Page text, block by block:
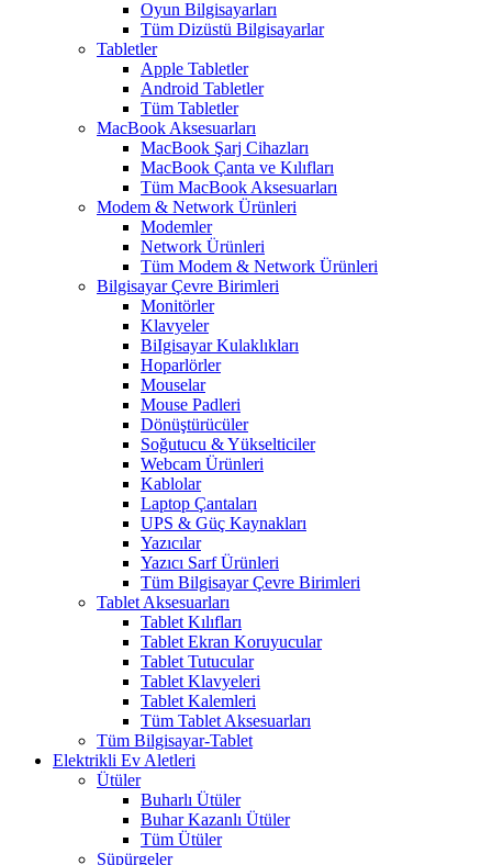
Oyun Bilgisayarları
Tüm Dizüstü Bilgisayarlar
Tabletler
Apple Tabletler
Android Tabletler
Tüm Tabletler
MacBook Aksesuarları
MacBook Şarj Cihazları
MacBook Çanta ve Kılıfları
Tüm MacBook Aksesuarları
Modem & Network Ürünleri
Modemler
Network Ürünleri
Tüm Modem & Network Ürünleri
Bilgisayar Çevre Birimleri
Monitörler
Klavyeler
BiIgisayar Kulaklıkları
Hoparlörler
Mouselar
Mouse Padleri
Dönüştürücüler
Soğutucu & Yükselticiler
Webcam Ürünleri
Kablolar
Laptop Çantaları
UPS & Güç Kaynakları
Yazıcılar
Yazıcı Sarf Ürünleri
Tüm Bilgisayar Çevre Birimleri
Tablet Aksesuarları
Tablet Kılıfları
Tablet Ekran Koruyucular
Tablet Tutucular
Tablet Klavyeleri
Tablet Kalemleri
Tüm Tablet Aksesuarları
Tüm Bilgisayar-Tablet
Elektrikli Ev Aletleri
Ütüler
Buharlı Ütüler
Buhar Kazanlı Ütüler
Tüm Ütüler
Süpürgeler